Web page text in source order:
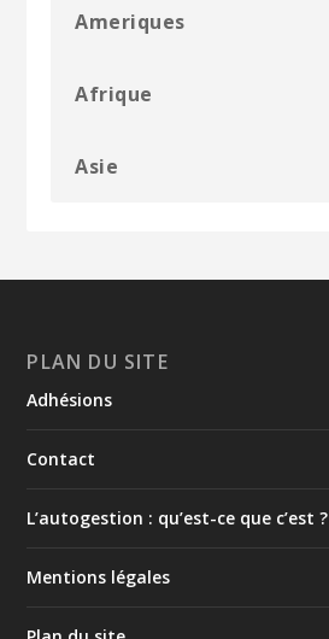
Ameriques
Afrique
Asie
PLAN DU SITE
Adhésions
Contact
L’autogestion : qu’est-ce que c’est ?
Mentions légales